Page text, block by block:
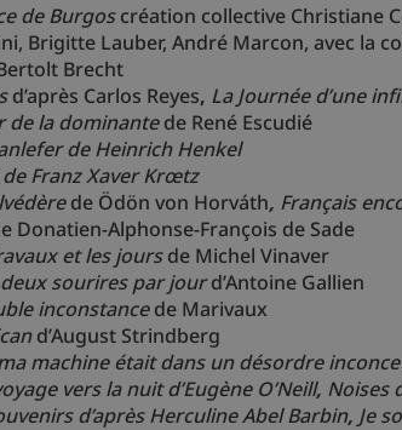
de Burgoscréation collective Christiane
Brigitte Lauber, André Marcon, avec la
Brecht
d’après Carlos Reyes, La Journée d’une
de la dominantede René Escudié
de Heinrich Henkel
Franz Xaver Krœtz
de Ödön von Horváth, Français
Donatien-Alphonse-François de Sade
et les joursde Michel Vinaver
sourires par jourd’Antoine Gallien
inconstancede Marivaux
d’August Strindberg
machine était dans un désordre
vers la nuitd’Eugène O’Neill, Noises
d’après Herculine Abel Barbin, Je